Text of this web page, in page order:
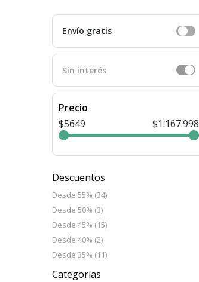
Envío gratis
Sin interés
Precio
$5649
$1.167.998
Descuentos
Desde 55% (34)
Desde 50% (3)
Desde 45% (15)
Desde 40% (2)
Desde 35% (11)
Categorías